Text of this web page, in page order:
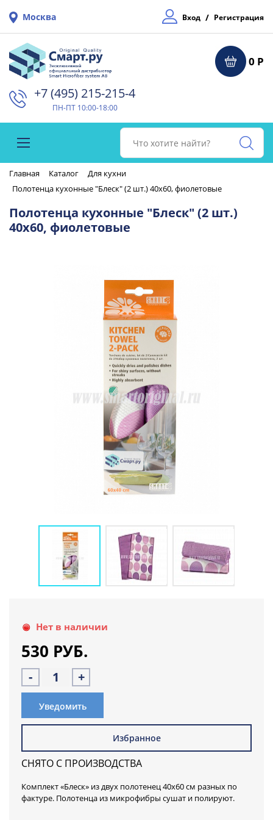
Москва Вход / Регистрация
0 Р
+7 (495) 215-215-4⁠
ПН-ПТ 10:00-18:00
Главная Каталог
Для кухни
Полотенца кухонные "Блеск" (2 шт.) 40х60, фиолетовые
Полотенца кухонные "Блеск" (2 шт.)
40х60, фиолетовые
Нет в наличии
530 РУБ.
- +
Уведомить
Избранное
СНЯТО С ПРОИЗВОДСТВА
Комплект «Блеск» из двух полотенец 40х60 см разных по
фактуре. Полотенца из микрофибры сушат и полируют.